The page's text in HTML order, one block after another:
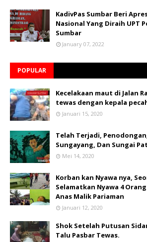
KadivPas Sumbar Beri
Nasional Yang Diraih UPT
Sumbar
January 07, 2022
POPULAR
Kecelakaan maut di Jalan
tewas dengan kepala
Januari 15, 2020
Telah Terjadi,
Sungayang, Dan Sungai
Mei 14, 2020
Korban kan Nyawa nya,
Selamatkan Nyawa 4
Anas Malik Pariaman
Januari 12, 2020
Shok Setelah Putusan
Talu Pasbar Tewas.